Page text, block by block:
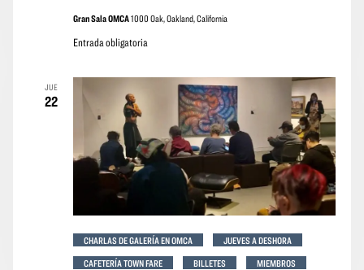
Gran Sala OMCA1000 Oak, Oakland, California
Entrada obligatoria
JUE
22
CHARLAS DE GALERÍA EN OMCA
JUEVES A DESHORA
CAFETERÍA TOWN FARE
BILLETES MIEMBROS